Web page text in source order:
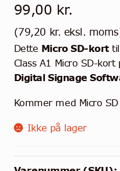
99,00 kr.
(79,20 kr. eksl.
Dette Micro SD-korttil
Class A1 Micro SD-
Digital Signage
Kommer med Micro
Ikke på lager